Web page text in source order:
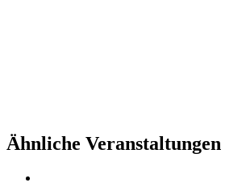
Ähnliche Veranstaltungen